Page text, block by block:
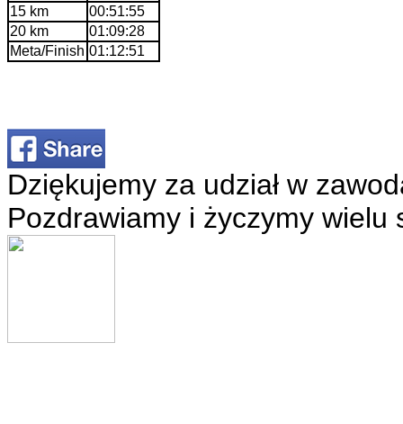
15 km
00:51:55
20 km
01:09:28
Meta/Finish 01:12:51
Dziękujemy za udział w
Pozdrawiamy i życzymy wielu